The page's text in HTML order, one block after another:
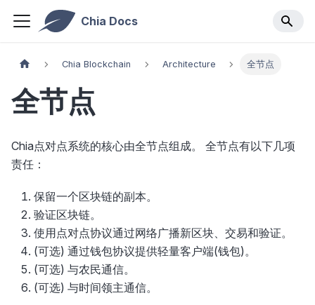
Chia Docs
Chia Blockchain Architecture 全节点
全节点
Chia点对点系统的核心由全节点组成。 全节点有以下几项
责任：
保留一个区块链的副本。
验证区块链。
使用点对点协议通过网络广播新区块、交易和验证。
(可选) 通过钱包协议提供轻量客户端(钱包)。
(可选) 与农民通信。
(可选) 与时间领主通信。